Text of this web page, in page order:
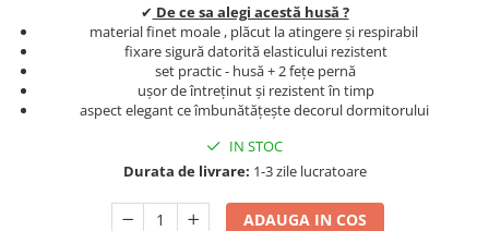
Set Lenjerie Pat Blanita Iepure, 6
Piese, Cu Pilota Inclusa
Lenjerii De Pat Premium Collection
Set Lenjerie De Pat, 7 Piese, Cu
Pilota / Cuvertura Inclusa
11 Piese, Cuvertura Inclusa
Lenjerii Damasc Egiptean King Size
✔ De ce sa alegi acestă husă ?
material finet moale , plăcut la atingere și respirabil
fixare sigură datorită elasticului rezistent
set practic - husă + 2 fețe pernă
ușor de întreținut și rezistent în timp
aspect elegant ce îmbunătățește decorul dormitorului
IN STOC
Durata de livrare: 1-3 zile lucratoare
ADAUGA IN COS